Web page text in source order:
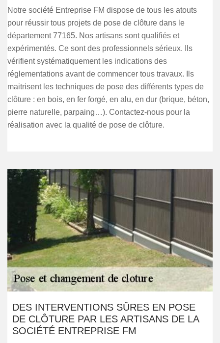
Notre société Entreprise FM dispose de tous les atouts
pour réussir tous projets de pose de clôture dans le
département 77165. Nos artisans sont qualifiés et
expérimentés. Ce sont des professionnels sérieux. Ils
vérifient systématiquement les indications des
réglementations avant de commencer tous travaux. Ils
maitrisent les techniques de pose des différents types de
clôture : en bois, en fer forgé, en alu, en dur (brique, béton,
pierre naturelle, parpaing…). Contactez-nous pour la
réalisation avec la qualité de pose de clôture.
DES INTERVENTIONS SÛRES EN POSE
DE CLÔTURE PAR LES ARTISANS DE LA
SOCIÉTÉ ENTREPRISE FM